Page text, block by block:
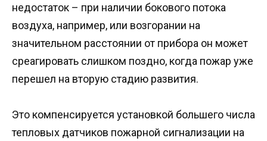
недостаток – при наличии бокового потока
воздуха, например, или возгорании на
значительном расстоянии от прибора он может
среагировать слишком поздно, когда пожар уже
перешел на вторую стадию развития.
Это компенсируется установкой большего числа
тепловых датчиков пожарной сигнализации на